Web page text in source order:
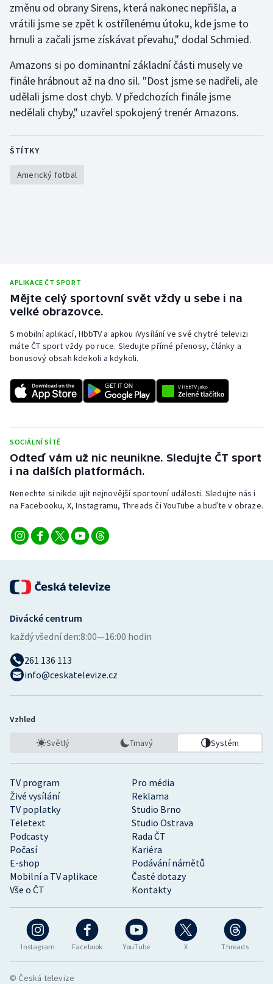
Volejbal
změnu od obrany Sirens, která nakonec nepřišla, a
vrátili jsme se zpět k ostřílenému útoku, kde jsme to
hrnuli a začali jsme získávat převahu," dodal Schmied.
Amazons si po dominantní základní části musely ve
finále hrábnout až na dno sil. "Dost jsme se nadřeli, ale
udělali jsme dost chyb. V předchozích finále jsme
nedělali chyby," uzavřel spokojený trenér Amazons.
ŠTÍTKY
Americký fotbal
APLIKACE ČT SPORT
Mějte celý sportovní svět vždy u sebe i na
velké obrazovce.
S mobilní aplikací, HbbTV a apkou iVysílání ve své chytré televizi
máte ČT sport vždy po ruce. Sledujte přímé přenosy, články a
bonusový obsah kdekoli a kdykoli.
SOCIÁLNÍ SÍTĚ
Odteď vám už nic neunikne. Sledujte ČT sport
i na dalších platformách.
Nenechte si nikde ujít nejnovější sportovní události. Sledujte nás i
na Facebooku, X, Instagramu, Threads či YouTube a buďte v obraze.
Instagram Facebook YouTube X Threads
TV program
Pro média
Živé vysílání
Reklama
TV poplatky
Studio Brno
Teletext
Studio Ostrava
Podcasty
Rada ČT
Počasí
Kariéra
E-shop
Podávání námětů
Mobilní a TV aplikace
Časté dotazy
Vše o ČT
Kontakty
Divácké centrum
každý všední den:8:00—16:00 hodin
261 136 113
info@ceskatelevize.cz
Vzhled
Světlý Tmavý Systém
© Česká televize